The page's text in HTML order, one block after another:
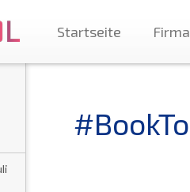
Startseite Firma